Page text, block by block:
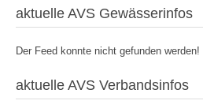
aktuelle AVS Gewässerinfos
Der Feed konnte nicht gefunden werden!
aktuelle AVS Verbandsinfos